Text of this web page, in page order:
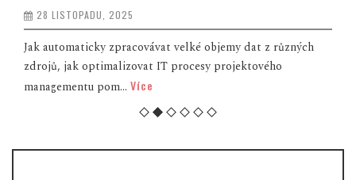
28 LISTOPADU, 2025
Jak automaticky zpracovávat velké objemy dat z různých
zdrojů, jak optimalizovat IT procesy projektového
managementu pom... Více